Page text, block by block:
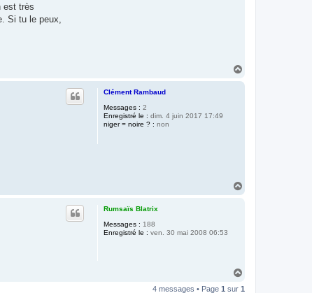
est très
Si tu le peux,
Clément Rambaud
Messages : 2
Enregistré le : dim. 4 juin 2017 17:49
niger = noire ? : non
Rumsaïs Blatrix
Messages : 188
Enregistré le : ven. 30 mai 2008 06:53
4 messages • Page 1 sur 1